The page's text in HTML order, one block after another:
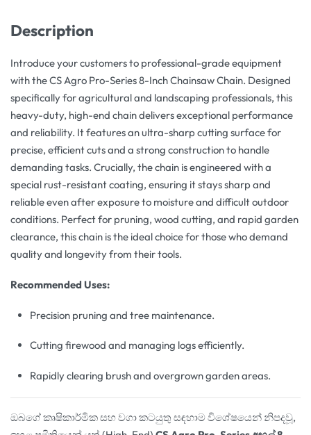
Description
Introduce your customers to professional-grade equipment
with the CS Agro Pro-Series 8-Inch Chainsaw Chain. Designed
specifically for agricultural and landscaping professionals, this
heavy-duty, high-end chain delivers exceptional performance
and reliability. It features an ultra-sharp cutting surface for
precise, efficient cuts and a strong construction to handle
demanding tasks. Crucially, the chain is engineered with a
special rust-resistant coating, ensuring it stays sharp and
reliable even after exposure to moisture and difficult outdoor
conditions. Perfect for pruning, wood cutting, and rapid garden
clearance, this chain is the ideal choice for those who demand
quality and longevity from their tools.
Recommended Uses:
Precision pruning and tree maintenance.
Cutting firewood and managing logs efficiently.
Rapidly clearing brush and overgrown garden areas.
ඔබගේ කෘෂිකාර්මික සහ වගා කටයුතු සඳහාම විශේෂයෙන් නිපදවූ,